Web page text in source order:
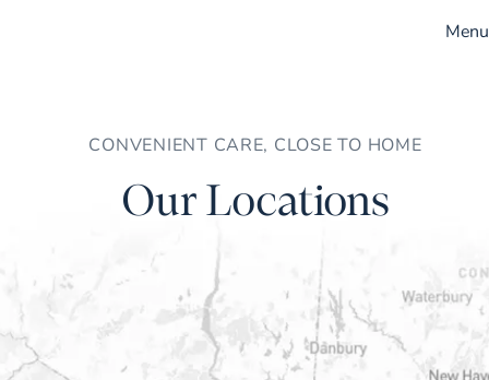
Menu
CONVENIENT CARE, CLOSE TO HOME
Our Locations